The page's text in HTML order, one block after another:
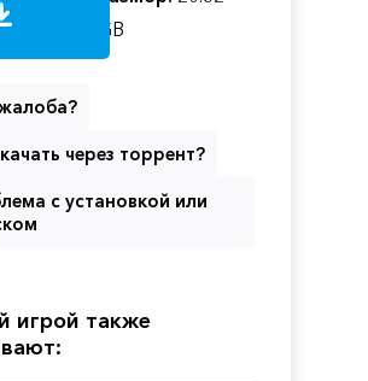
GB
через торрент?
с установкой или
игрой также